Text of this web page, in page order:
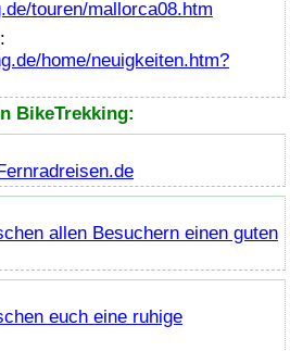
touren/mallorca08.htm
home/neuigkeiten.htm?
BikeTrekking:
allen Besuchern einen guten
euch eine ruhige